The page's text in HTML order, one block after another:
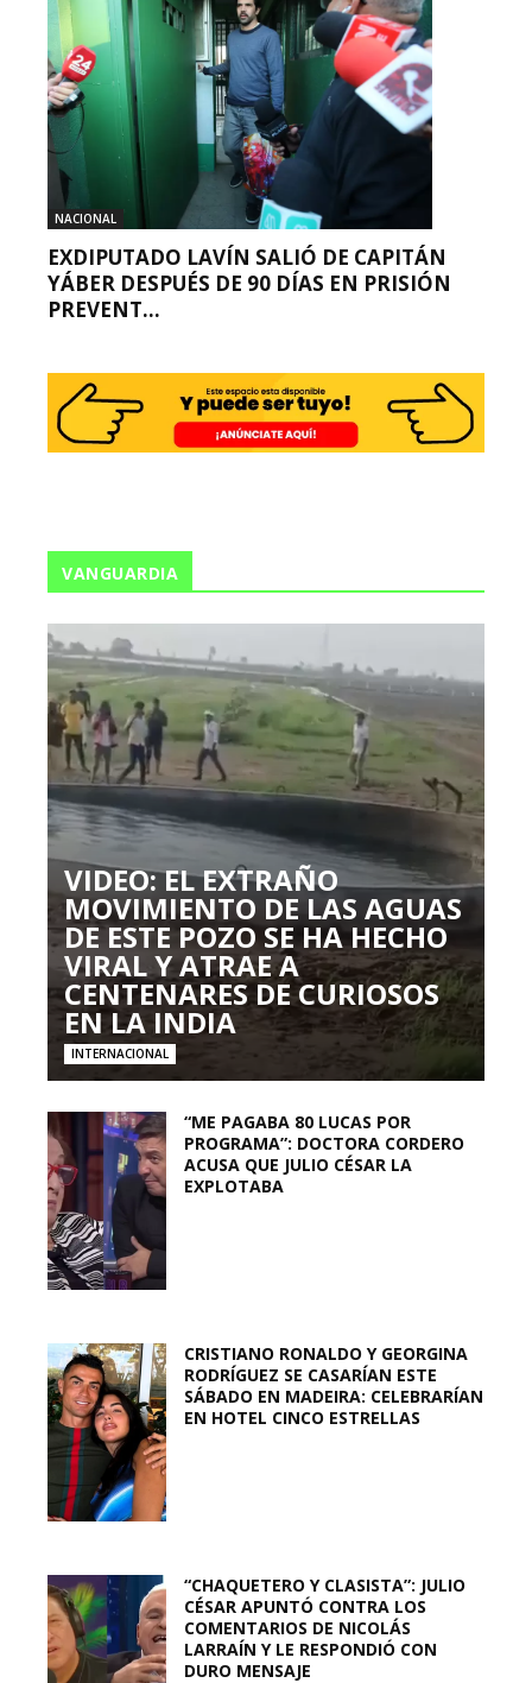
NACIONAL
EXDIPUTADO LAVÍN SALIÓ DE CAPITÁN
YÁBER DESPUÉS DE 90 DÍAS EN PRISIÓN
PREVENT...
VANGUARDIA
VIDEO: EL EXTRAÑO
MOVIMIENTO DE LAS AGUAS
DE ESTE POZO SE HA HECHO
VIRAL Y ATRAE A
CENTENARES DE CURIOSOS
EN LA INDIA
INTERNACIONAL
“ME PAGABA 80 LUCAS POR
PROGRAMA”: DOCTORA CORDERO
ACUSA QUE JULIO CÉSAR LA
EXPLOTABA
CRISTIANO RONALDO Y GEORGINA
RODRÍGUEZ SE CASARÍAN ESTE
SÁBADO EN MADEIRA: CELEBRARÍAN
EN HOTEL CINCO ESTRELLAS
“CHAQUETERO Y CLASISTA”: JULIO
CÉSAR APUNTÓ CONTRA LOS
COMENTARIOS DE NICOLÁS
LARRAÍN Y LE RESPONDIÓ CON
DURO MENSAJE